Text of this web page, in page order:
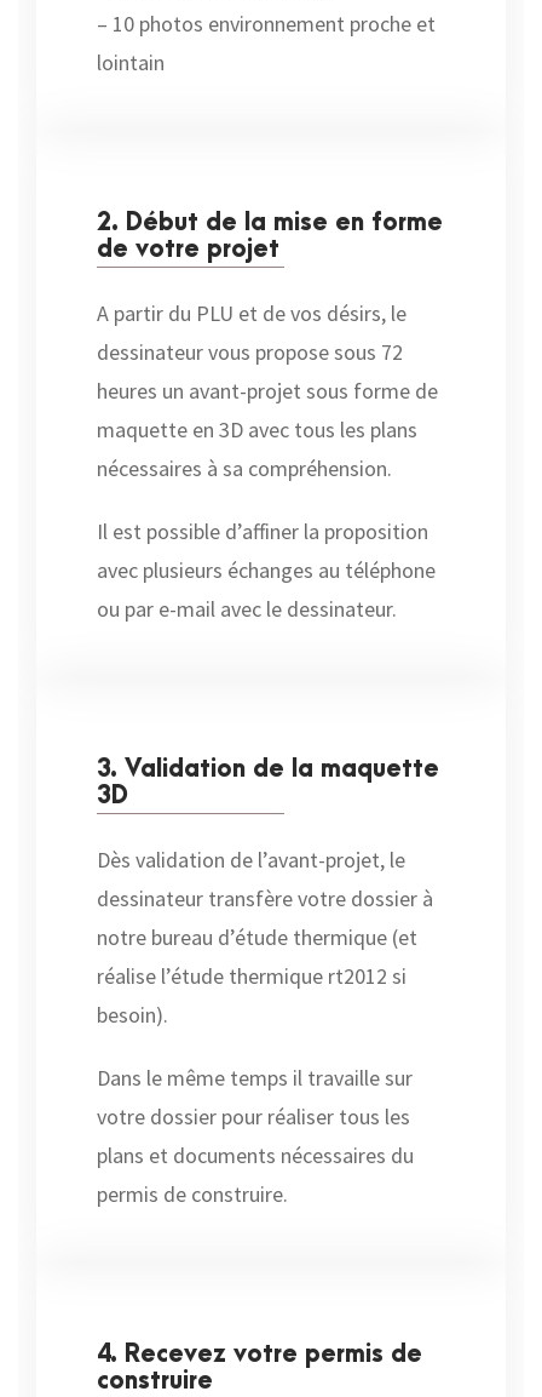
– 10 photos environnement proche et
lointain
2. Début de la mise en forme
de votre projet
A partir du PLU et de vos désirs, le
dessinateur vous propose sous 72
heures un avant-projet sous forme de
maquette en 3D avec tous les plans
nécessaires à sa compréhension.
Il est possible d’affiner la proposition
avec plusieurs échanges au téléphone
ou par e-mail avec le dessinateur.
3. Validation de la maquette
3D
Dès validation de l’avant-projet, le
dessinateur transfère votre dossier à
notre bureau d’étude thermique (et
réalise l’étude thermique rt2012 si
besoin).
Dans le même temps il travaille sur
votre dossier pour réaliser tous les
plans et documents nécessaires du
permis de construire.
4. Recevez votre permis de
construire